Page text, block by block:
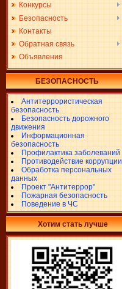
Конкурсы
Безопасность
Контакты
Обратная связь
Объявления
БЕЗОПАСНОСТЬ
Антитеррористическая
безопасность
Безопасность дорожного
движения
Информационная
безопасность
Профилактика заболеваний
Противодействие коррупции
Обработка персональных
данных
Проект "Антитеррор"
Пожарная безопасность
Поведение в ЧС
Хотим стать лучше